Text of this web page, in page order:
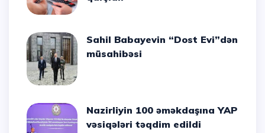
Sahil Babayevin “Dost Evi”dən
müsahibəsi
Nazirliyin 100 əməkdaşına YAP
vəsiqələri təqdim edildi